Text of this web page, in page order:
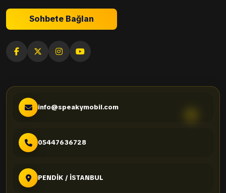
Sohbete Bağlan
info@speakymobil.com
05447636728
PENDİK / İSTANBUL